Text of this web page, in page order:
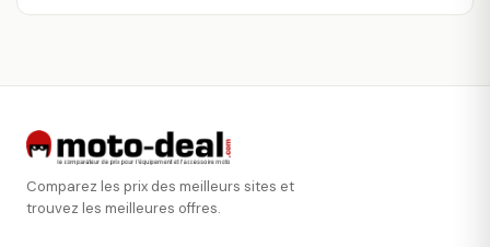
Comparez les prix des meilleurs sites et
trouvez les meilleures offres.